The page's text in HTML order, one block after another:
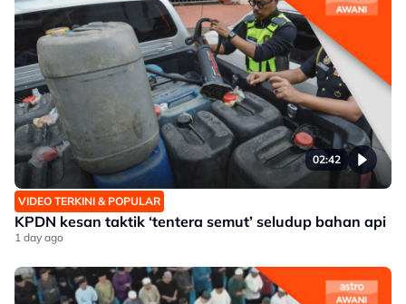
02:42
VIDEO TERKINI & POPULAR
KPDN kesan taktik ‘tentera semut’ seludup bahan api
1 day ago